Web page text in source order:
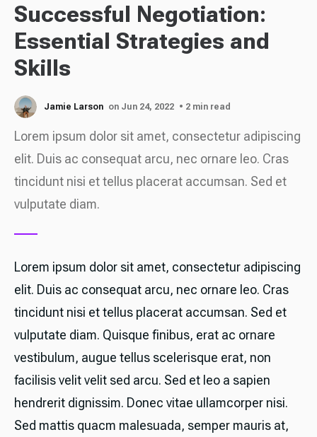
Successful Negotiation:
Essential Strategies and
Skills
Jamie Larson on Jun 24, 2022 • 2 min read
Lorem ipsum dolor sit amet, consectetur adipiscing
elit. Duis ac consequat arcu, nec ornare leo. Cras
tincidunt nisi et tellus placerat accumsan. Sed et
vulputate diam.
Lorem ipsum dolor sit amet, consectetur adipiscing
elit. Duis ac consequat arcu, nec ornare leo. Cras
tincidunt nisi et tellus placerat accumsan. Sed et
vulputate diam. Quisque finibus, erat ac ornare
vestibulum, augue tellus scelerisque erat, non
facilisis velit velit sed arcu. Sed et leo a sapien
hendrerit dignissim. Donec vitae ullamcorper nisi.
Sed mattis quacm malesuada, semper mauris at,